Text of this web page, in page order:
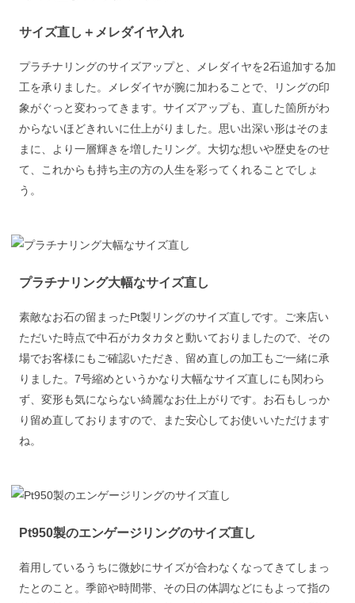
サイズ直し＋メレダイヤ入れ
プラチナリングのサイズアップと、メレダイヤを2石追加する加
工を承りました。メレダイヤが腕に加わることで、リングの印
象がぐっと変わってきます。サイズアップも、直した箇所がわ
からないほどきれいに仕上がりました。思い出深い形はそのま
まに、より一層輝きを増したリング。大切な想いや歴史をのせ
て、これからも持ち主の方の人生を彩ってくれることでしょ
う。
プラチナリング大幅なサイズ直し
素敵なお石の留まったPt製リングのサイズ直しです。ご来店い
ただいた時点で中石がカタカタと動いておりましたので、その
場でお客様にもご確認いただき、留め直しの加工もご一緒に承
りました。7号縮めというかなり大幅なサイズ直しにも関わら
ず、変形も気にならない綺麗なお仕上がりです。お石もしっか
り留め直しておりますので、また安心してお使いいただけます
ね。
Pt950製のエンゲージリングのサイズ直し
着用しているうちに微妙にサイズが合わなくなってきてしまっ
たとのこと。季節や時間帯、その日の体調などにもよって指の